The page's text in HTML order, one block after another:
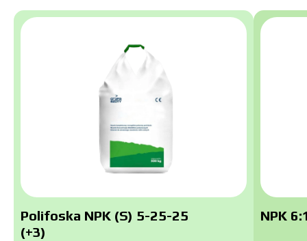
Polifoska NPK (S) 5-25-25
(+3)
NPK